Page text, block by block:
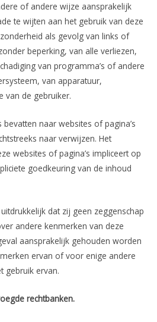
of andere wijze aansprakelijk
te wijten aan het gebruik van deze
als gevolg van links of
beperking, van alle verliezen,
van programma’s of andere
van apparatuur,
van de gebruiker.
naar websites of pagina’s
naar verwijzen. Het
websites of pagina’s impliceert op
goedkeuring van de inhoud
uitdrukkelijk dat zij geen zeggenschap
andere kenmerken van deze
aansprakelijk gehouden worden
ervan of voor enige andere
gebruik ervan.
rechtbanken.